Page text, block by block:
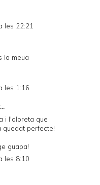
les 22:21
la meua
les 1:16
i l'oloreta que
quedat perfecte!
guapa!
les 8:10